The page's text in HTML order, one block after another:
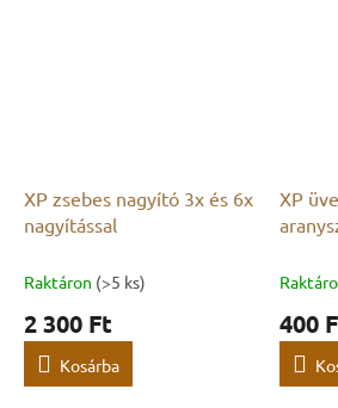
XP zsebes nagyító 3x és 6x
nagyítással
Raktáron (>5 ks)
2 300 Ft
Kosárba
XP
400